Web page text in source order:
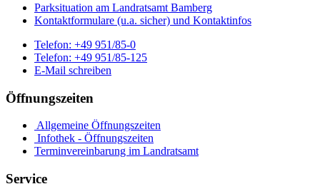
Parksituation am Landratsamt Bamberg
Kontaktformulare (u.a. sicher) und Kontaktinfos
Telefon: +49 951/85-0
Telefon: +49 951/85-125
E-Mail schreiben
Öffnungszeiten
Allgemeine Öffnungszeiten
Infothek - Öffnungszeiten
Terminvereinbarung im Landratsamt
Service